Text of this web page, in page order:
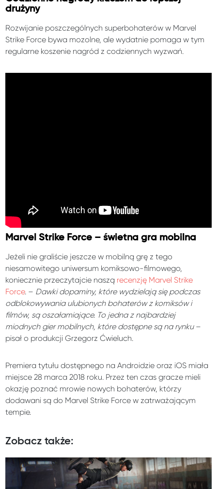
drużyny
Rozwijanie poszczególnych superbohaterów w Marvel
Strike Force bywa mozolne, ale wydatnie pomaga w tym
regularne koszenie nagród z codziennych wyzwań.
Marvel Strike Force – świetna gra mobilna
Jeżeli nie graliście jeszcze w mobilną grę z tego
niesamowitego uniwersum komiksowo-filmowego,
koniecznie przeczytajcie naszą recenzję Marvel Strike
Force. – Dawki dopaminy, które wydzielają się podczas
odblokowywania ulubionych bohaterów z komiksów i
filmów, są oszałamiające. To jedna z najbardziej
miodnych gier mobilnych, które dostępne są na rynku–
pisał o produkcji Grzegorz Ćwieluch.
Premiera tytułu dostępnego na Androidzie oraz iOS miała
miejsce 28 marca 2018 roku. Przez ten czas gracze mieli
okazję poznać mrowie nowych bohaterów, którzy
dodawani są do Marvel Strike Force w zatrważającym
tempie.
Zobacz także: